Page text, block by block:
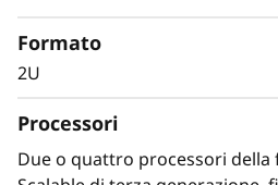
Formato
2U
Processori
Due o quattro processori della